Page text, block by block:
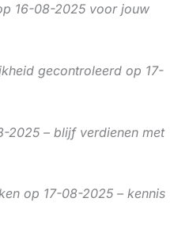
16-08-2025 voor jouw
gecontroleerd op 17-
2025 – blijf verdienen met
op 17-08-2025 – kennis